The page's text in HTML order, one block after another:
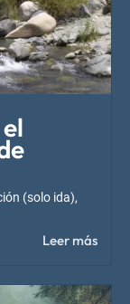
(solo ida),
Leer más